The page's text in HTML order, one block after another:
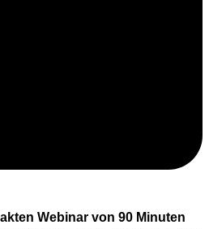
Webinar von 90 Minuten